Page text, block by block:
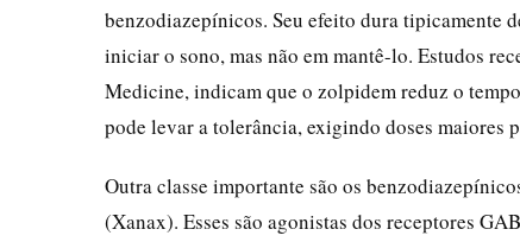
benzodiazepínicos. Seu efeito dura tipicamente
iniciar o sono, mas não em mantê-lo. Estudos
Medicine, indicam que o zolpidem reduz o
pode levar a tolerância, exigindo doses maiores
Outra classe importante são os
(Xanax). Esses são agonistas dos receptores